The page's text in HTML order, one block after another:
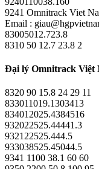
9241 Omnitrack Viet
Email :
83005012.723.8
8310 50 12.7 23.8 2
Đại lý Omnitrack Việt
8320 90 15.8 24 29 11
833011019.1303413
834012025.4384516
932022525.44441.3
932122525.444.5
933038525.45044.5
9341 1100 38.1 60 60